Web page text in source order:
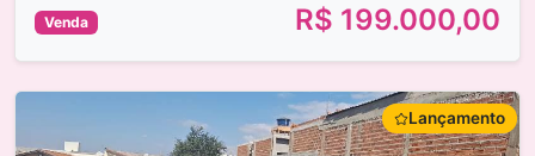
Venda R$ 199.000,00
Lançamento